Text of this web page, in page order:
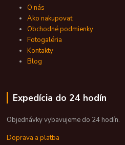
O nás
Ako nakupovať
Obchodné podmienky
Fotogaléria
Kontakty
Blog
Expedícia do 24 hodín
Objednávky vybavujeme do 24 hodín.
Doprava a platba